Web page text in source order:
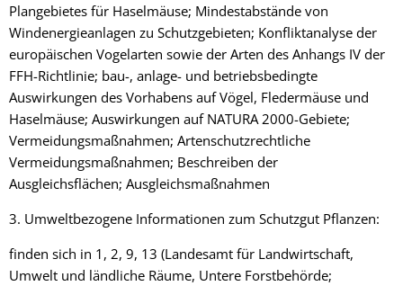
Plangebietes für Haselmäuse; Mindestabstände von
Windenergieanlagen zu Schutzgebieten; Konfliktanalyse der
europäischen Vogelarten sowie der Arten des Anhangs IV der
FFH-Richtlinie; bau-, anlage- und betriebsbedingte
Auswirkungen des Vorhabens auf Vögel, Fledermäuse und
Haselmäuse; Auswirkungen auf NATURA 2000-Gebiete;
Vermeidungsmaßnahmen; Artenschutzrechtliche
Vermeidungsmaßnahmen; Beschreiben der
Ausgleichsflächen; Ausgleichsmaßnahmen
3. Umweltbezogene Informationen zum Schutzgut Pflanzen:
finden sich in 1, 2, 9, 13 (Landesamt für Landwirtschaft,
Umwelt und ländliche Räume, Untere Forstbehörde;